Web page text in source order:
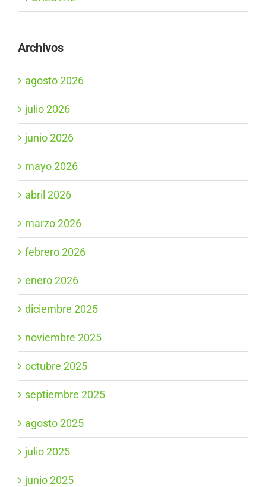
Archivos
agosto 2026
julio 2026
junio 2026
mayo 2026
abril 2026
marzo 2026
febrero 2026
enero 2026
diciembre 2025
noviembre 2025
octubre 2025
septiembre 2025
agosto 2025
julio 2025
junio 2025